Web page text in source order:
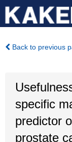
Back to previous
specific
predictor
prostate